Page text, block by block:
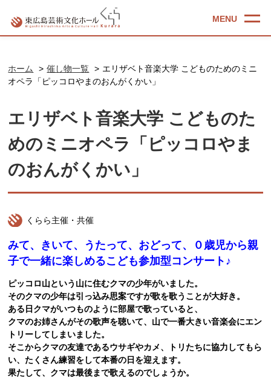
ホーム 催し物一覧
エリザベト音楽大学 こどものためのミニ
オペラ「ピッコロやまのおんがくかい」
エリザベト音楽大学 こどものた
めのミニオペラ「ピッコロやま
のおんがくかい」
くらら主催・共催
みて、きいて、うたって、おどって、０歳児から親
子で一緒に楽しめるこども参加型コンサート♪
ピッコロ山という山に住むクマの少年がいました。
そのクマの少年は引っ込み思案ですが歌を歌うことが大好き。
ある日クマがいつものように部屋で歌っていると、
クマのお姉さんがその歌声を聴いて、山で一番大きい音楽会にエン
トリーしてしまいました。
そこからクマの友達であるウサギやカメ、トリたちに協力してもら
い、たくさん練習をして本番の日を迎えます。
果たして、クマは最後まで歌えるのでしょうか。